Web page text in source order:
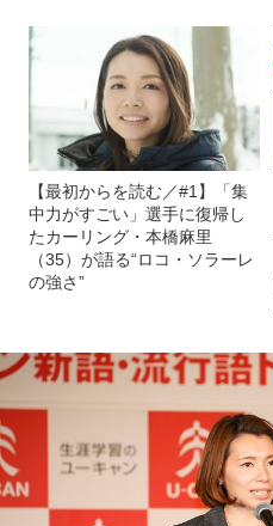
【最初からを読む／#1】「集
中力がすごい」選手に復帰し
たカーリング・本橋麻里
（35）が語る“ロコ・ソラーレ
の強さ”